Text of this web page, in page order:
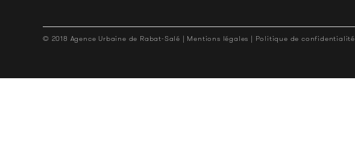
© 2018 Agence Urbaine de Rabat-Salé | Mentions légales | Politique de confidentialité